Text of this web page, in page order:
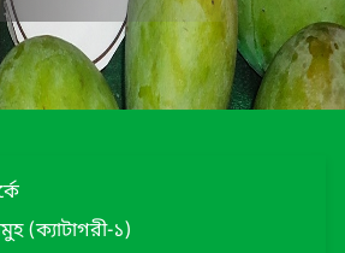
(ক্যাটাগরী-১)